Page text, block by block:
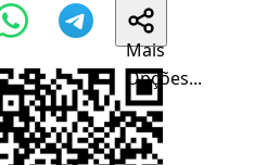
Mais
Opções...